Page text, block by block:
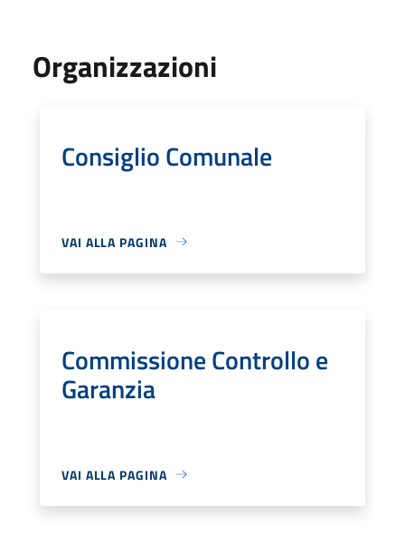
Organizzazioni
Consiglio Comunale
VAI ALLA PAGINA
Commissione Controllo e
Garanzia
VAI ALLA PAGINA